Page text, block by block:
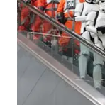
Para obter os